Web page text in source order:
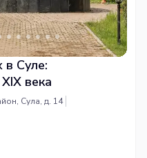
в Суле:
века
Сула, д. 14